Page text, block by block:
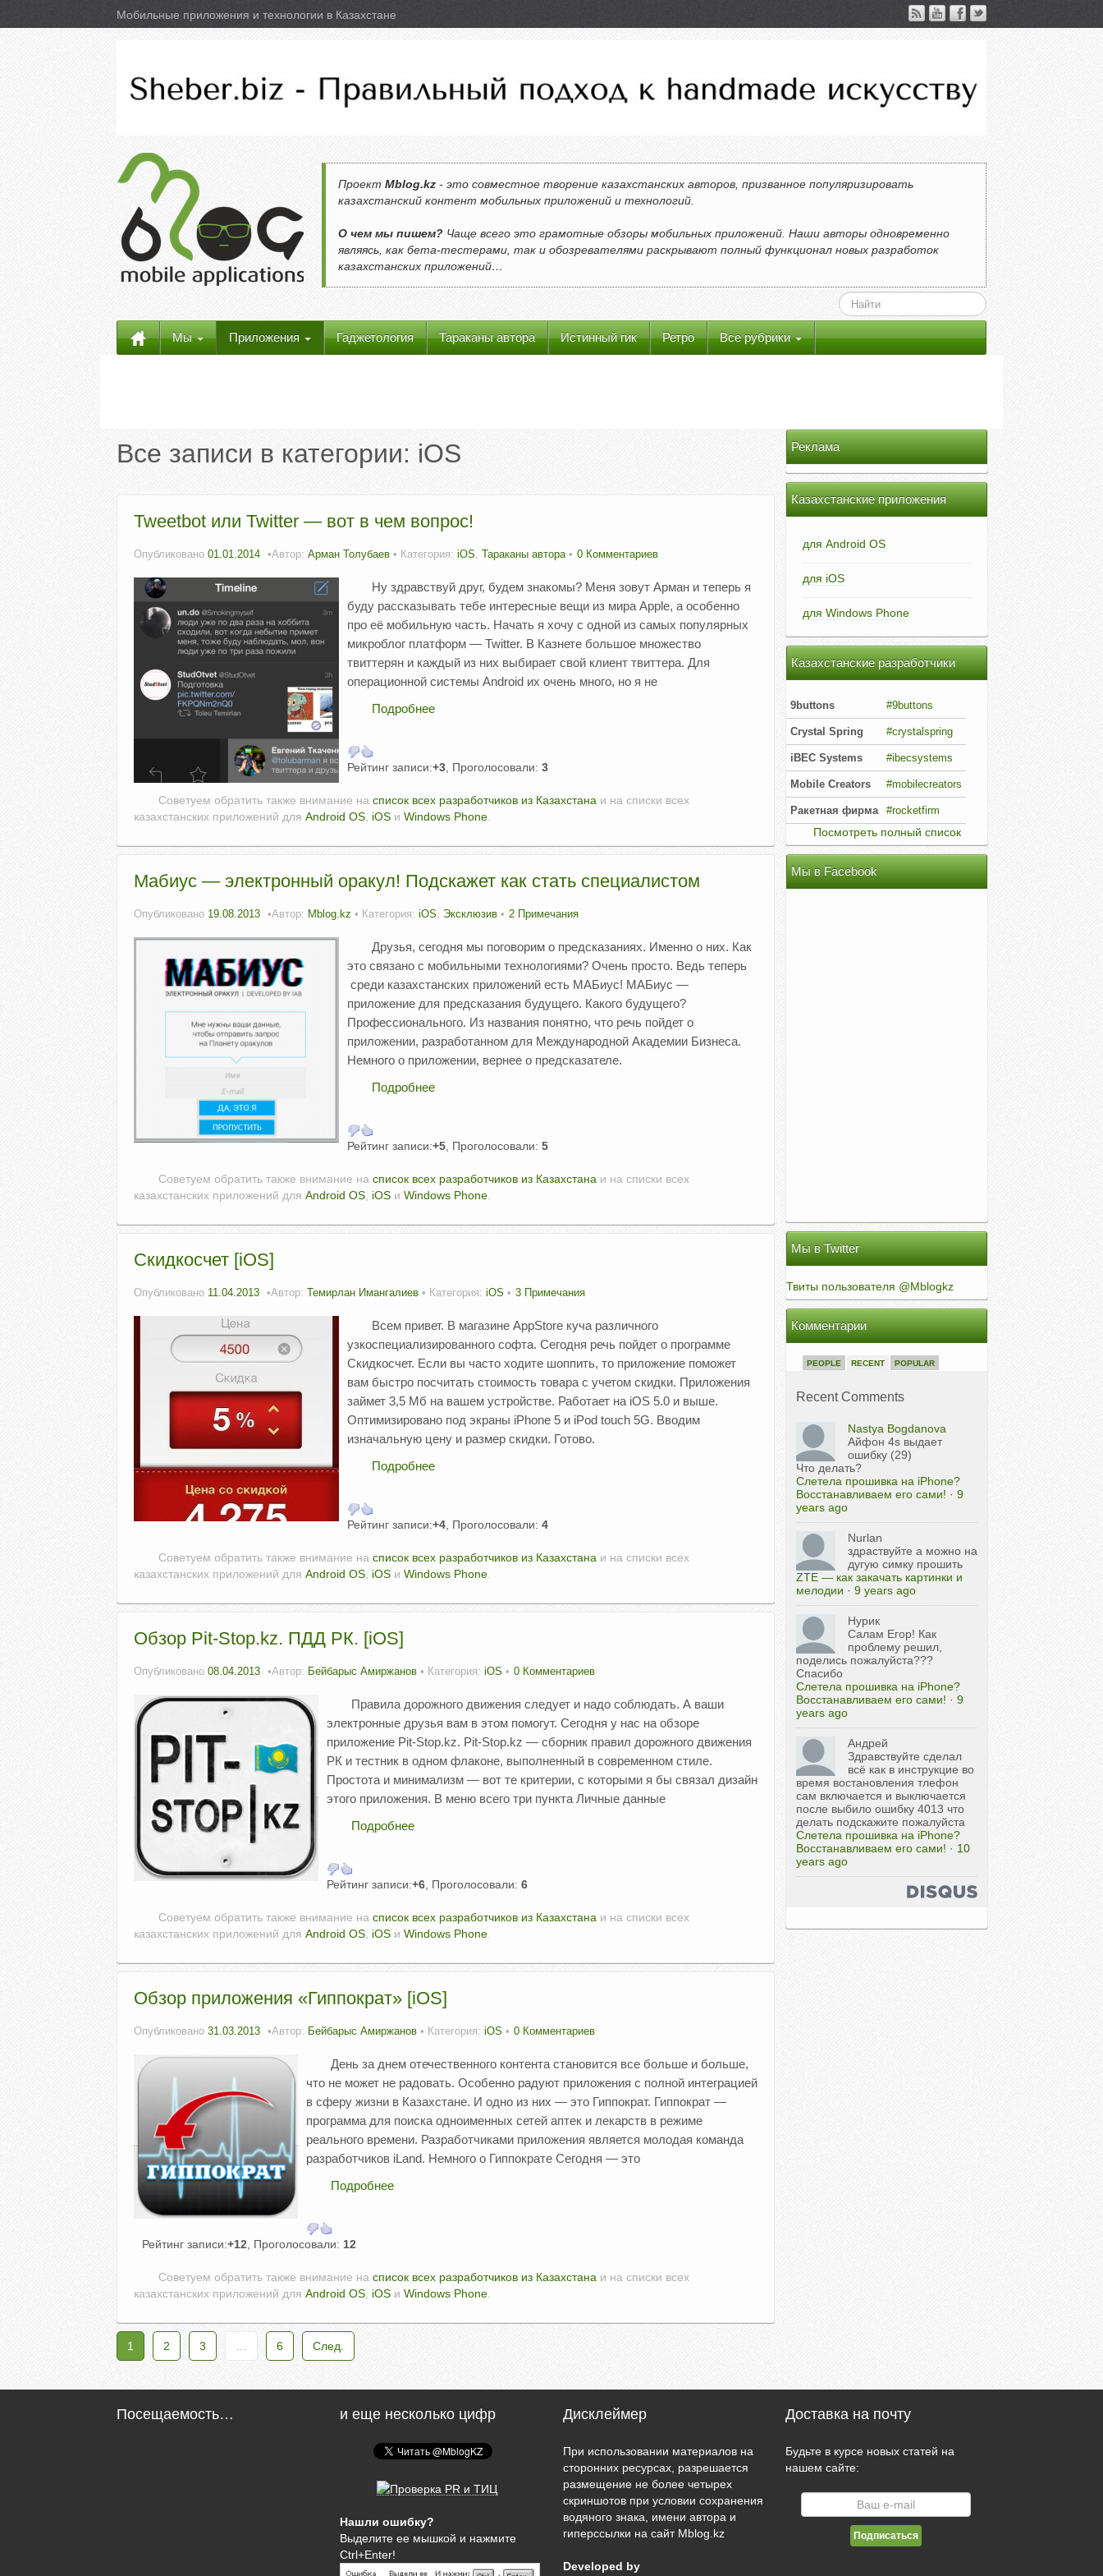
Мобильные приложения и технологии в Казахстане
Проект Mblog.kz - это совместное творение казахстанских авторов, призванное популяризировать
казахстанский контент мобильных приложений и технологий.
О чем мы пишем? Чаще всего это грамотные обзоры мобильных приложений. Наши авторы одновременно
являясь, как бета-тестерами, так и обозревателями раскрывают полный функционал новых разработок
казахстанских приложений…
Мы Приложения Гаджетология Тараканы автора Истинный гик Ретро Все рубрики
Все записи в категории: iOS
Tweetbot или Twitter — вот в чем вопрос!
Опубликовано 01.01.2014 Автор: Арман Толубаев • Категория: iOS Тараканы автора 0 Комментариев
Ну здравствуй друг, будем знакомы? Меня зовут Арман и теперь я
буду рассказывать тебе интересные вещи из мира Apple, а особенно
про её мобильную часть. Начать я хочу с одной из самых популярных
микроблог платформ — Twitter. В Казнете большое множество
твиттерян и каждый из них выбирает свой клиент твиттера. Для
операционной системы Android их очень много, но я не
Подробнее
Рейтинг записи:+3 , Проголосовали: 3
Советуем обратить также внимание на список всех разработчиков из Казахстана и на списки всех
казахстанских приложений для Android OS iOS и Windows Phone
Мабиус — электронный оракул! Подскажет как стать специалистом
Опубликовано 19.08.2013 Автор: Mblog.kz • Категория: iOS Эксклюзив 2 Примечания
Друзья, сегодня мы поговорим о предсказаниях. Именно о них. Как
это связано с мобильными технологиями? Очень просто. Ведь теперь
среди казахстанских приложений есть МАБиус! МАБиус —
приложение для предсказания будущего. Какого будущего?
Профессионального. Из названия понятно, что речь пойдет о
приложении, разработанном для Международной Академии Бизнеса.
Немного о приложении, вернее о предсказателе.
Подробнее
Рейтинг записи:+5 , Проголосовали: 5
Советуем обратить также внимание на список всех разработчиков из Казахстана и на списки всех
казахстанских приложений для Android OS iOS и Windows Phone
Скидкосчет [iOS]
Опубликовано 11.04.2013 Автор: Темирлан Имангалиев • Категория: iOS 3 Примечания
Всем привет. В магазине AppStore куча различного
узкоспециализированного софта. Сегодня речь пойдет о программе
Скидкосчет. Если вы часто ходите шоппить, то приложение поможет
вам быстро посчитать стоимость товара с учетом скидки. Приложения
займет 3,5 Мб на вашем устройстве. Работает на iOS 5.0 и выше.
Оптимизировано под экраны iPhone 5 и iPod touch 5G. Вводим
изначальную цену и размер скидки. Готово.
Подробнее
Рейтинг записи:+4 , Проголосовали: 4
Советуем обратить также внимание на список всех разработчиков из Казахстана и на списки всех
казахстанских приложений для Android OS iOS и Windows Phone
Обзор Pit-Stop.kz. ПДД РК. [iOS]
Опубликовано 08.04.2013 Автор: Бейбарыс Амиржанов • Категория: iOS 0 Комментариев
Правила дорожного движения следует и надо соблюдать. А ваши
электронные друзья вам в этом помогут. Сегодня у нас на обзоре
приложение Pit-Stop.kz. Pit-Stop.kz — сборник правил дорожного движения
РК и тестник в одном флаконе, выполненный в современном стиле.
Простота и минимализм — вот те критерии, с которыми я бы связал дизайн
этого приложения. В меню всего три пункта Личные данные
Подробнее
Рейтинг записи:+6 , Проголосовали: 6
Советуем обратить также внимание на список всех разработчиков из Казахстана и на списки всех
казахстанских приложений для Android OS iOS и Windows Phone
Обзор приложения «Гиппократ» [iOS]
Опубликовано 31.03.2013 Автор: Бейбарыс Амиржанов • Категория: iOS 0 Комментариев
День за днем отечественного контента становится все больше и больше,
что не может не радовать. Особенно радуют приложения с полной интеграцией
в сферу жизни в Казахстане. И одно из них — это Гиппократ. Гиппократ —
программа для поиска одноименных сетей аптек и лекарств в режиме
реального времени. Разработчиками приложения является молодая команда
разработчиков iLand. Немного о Гиппократе Сегодня — это
Подробнее
Рейтинг записи:+12 , Проголосовали: 12
Советуем обратить также внимание на список всех разработчиков из Казахстана и на списки всех
казахстанских приложений для Android OS iOS и Windows Phone
Реклама
Казахстанские приложения
для Android OS
для iOS
для Windows Phone
Казахстанские разработчики
9buttons #9buttons
Crystal Spring #crystalspring
iBEC Systems #ibecsystems
Mobile Creators #mobilecreators
Ракетная фирма #rocketfirm
Посмотреть полный список
Мы в Facebook
Мы в Twitter
Твиты пользователя @Mblogkz
Комментарии
PEOPLE RECENT POPULAR
Recent Comments
Nastya Bogdanova
Айфон 4s выдает
ошибку (29)
Что делать?
Слетела прошивка на iPhone?
Восстанавливаем его сами! ·9
years ago
Nurlan
здраствуйте а можно на
дугую симку прошить
ZTE — как закачать картинки и
мелодии ·9 years ago
Нурик
Салам Егор! Как
проблему решил,
поделись пожалуйста???
Спасибо
Слетела прошивка на iPhone?
Восстанавливаем его сами! ·9
years ago
Андрей
Здравствуйте сделал
всё как в инструкцие во
время востановления тлефон
сам включается и выключается
после выбило ошибку 4013 что
делать подскажите пожалуйста
Слетела прошивка на iPhone?
Восстанавливаем его сами! · 10
years ago
1 2 3 6 След.
Посещаемость… и еще несколько цифр
Нашли ошибку?
Выделите ее мышкой и нажмите
Ctrl+Enter!
Дисклеймер
При использовании материалов на
сторонних ресурсах, разрешается
размещение не более четырех
скриншотов при условии сохранения
водяного знака, имени автора и
гиперссылки на сайт Mblog.kz
Developed by
Доставка на почту
Будьте в курсе новых статей на
нашем сайте: